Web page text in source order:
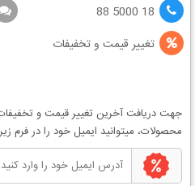
18 5000 88
تغییر قیمت و تخفیفات
جهت دریافت آخرین تغییر قیمت و
محصولات، میتوانید ایمیل خود را در فرم